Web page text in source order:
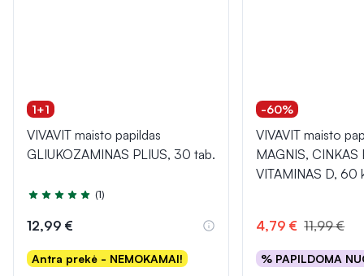
1+1
VIVAVIT maisto papildas
GLIUKOZAMINAS PLIUS, 30 tab.
Įvertinimas 5.0 iš 5
(1)
12,99 €
Antra prekė - NEMOKAMAI!
-60%
VIVAVIT maisto
MAGNIS, CINKAS
VITAMINAS D, 60
4,79 € 11,99 €
% PAPILDOMA